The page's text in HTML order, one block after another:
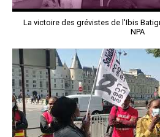
La victoire des grévistes de l'Ibis
NPA